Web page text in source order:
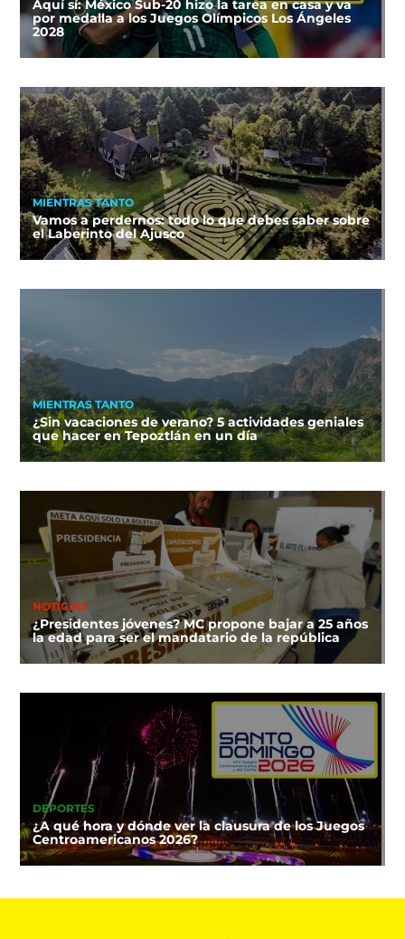
Aquí sí: México Sub-20 hizo la tarea en casa y va
por medalla a los Juegos Olímpicos Los Ángeles
2028
MIENTRAS TANTO
Vamos a perdernos: todo lo que debes saber sobre
el Laberinto del Ajusco
MIENTRAS TANTO
¿Sin vacaciones de verano? 5 actividades geniales
que hacer en Tepoztlán en un día
NOTICIAS
¿Presidentes jóvenes? MC propone bajar a 25 años
la edad para ser el mandatario de la república
DEPORTES
¿A qué hora y dónde ver la clausura de los Juegos
Centroamericanos 2026?